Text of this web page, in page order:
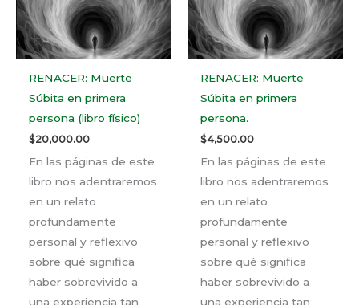
RENACER: Muerte
Súbita en primera
persona (libro físico)
$20,000.00
En las páginas de este
libro nos adentraremos
en un relato
profundamente
personal y reflexivo
sobre qué significa
haber sobrevivido a
una experiencia tan
RENACER: Muerte
Súbita en primera
persona.
$4,500.00
En las páginas de este
libro nos adentraremos
en un relato
profundamente
personal y reflexivo
sobre qué significa
haber sobrevivido a
una experiencia tan